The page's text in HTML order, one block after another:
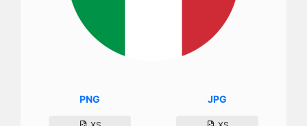
PNG JPG